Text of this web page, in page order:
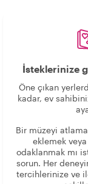
İsteklerinize
Öne çıkan
kadar, ev
Bir müzeyi
eklemek
odaklanmak mı
sorun. Her
tercihlerinize ve